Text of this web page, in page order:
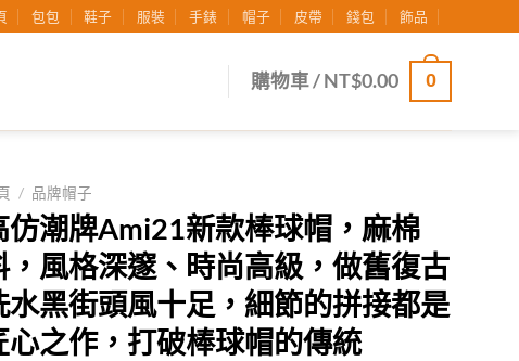
包包 鞋子 服裝 手錶 帽子 皮帶 錢包 飾品
購物車 /NT$0.00 0
/ 品牌帽子
仿潮牌Ami21新款棒球帽，麻棉
，風格深邃、時尚高級，做舊復古
水黑街頭風十足，細節的拼接都是
心之作，打破棒球帽的傳統